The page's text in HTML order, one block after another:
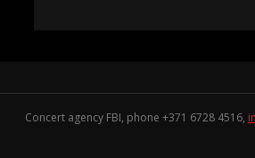
Concert agency FBI, phone +371 6728 4516,